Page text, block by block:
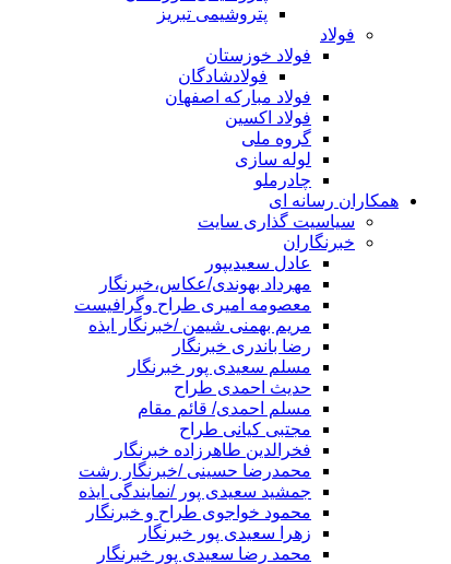
پتروشیمی تبریز
فولاد
فولاد خوزستان
فولادشادگان
فولاد مبارکه اصفهان
فولاد اکسین
گروه ملی
لوله سازی
چادرملو
همکاران رسانه ای
سیاسیت گذاری سایت
خبرنگاران
عادل سعیدیپور
مهرداد بهوندی/عکاس،خبرنگار
معصومه امیری طراح وگرافیست
مریم بهمنی شیمن /خبرنگار ایذه
رضا باندری خبرنگار
مسلم سعیدی پور خبرنگار
حدیث احمدی طراح
مسلم احمدی/ قائم مقام
مجتبی کیانی طراح
فخرالدین طاهرزاده خبرنگار
محمدرضا حسینی /خبرنگار رشت
جمشید سعیدی پور /نمایندگی ایذه
محمود خواجوی طراح و خبرنگار
زهرا سعیدی پور خبرنگار
محمد رضا سعیدی پور خبرنگار